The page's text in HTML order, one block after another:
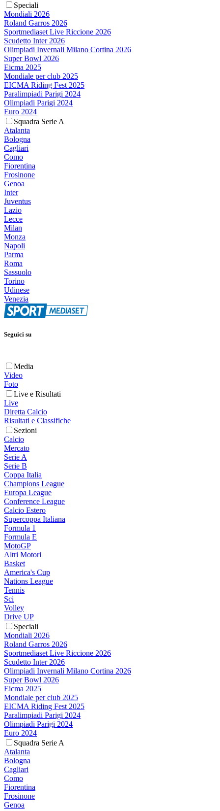
Speciali
Mondiali 2026
Roland Garros 2026
Sportmediaset Live Riccione 2026
Scudetto Inter 2026
Olimpiadi Invernali Milano Cortina 2026
Super Bowl 2026
Eicma 2025
Mondiale per club 2025
EICMA Riding Fest 2025
Paralimpiadi Parigi 2024
Olimpiadi Parigi 2024
Euro 2024
Squadra Serie A
Atalanta
Bologna
Cagliari
Como
Fiorentina
Frosinone
Genoa
Inter
Juventus
Lazio
Lecce
Milan
Monza
Napoli
Parma
Roma
Sassuolo
Torino
Udinese
Venezia
Seguici su
Media
Video
Foto
Live e Risultati
Live
Diretta Calcio
Risultati e Classifiche
Sezioni
Calcio
Mercato
Serie A
Serie B
Coppa Italia
Champions League
Europa League
Conference League
Calcio Estero
Supercoppa Italiana
Formula 1
Formula E
MotoGP
Altri Motori
Basket
America's Cup
Nations League
Tennis
Sci
Volley
Drive UP
Speciali
Mondiali 2026
Roland Garros 2026
Sportmediaset Live Riccione 2026
Scudetto Inter 2026
Olimpiadi Invernali Milano Cortina 2026
Super Bowl 2026
Eicma 2025
Mondiale per club 2025
EICMA Riding Fest 2025
Paralimpiadi Parigi 2024
Olimpiadi Parigi 2024
Euro 2024
Squadra Serie A
Atalanta
Bologna
Cagliari
Como
Fiorentina
Frosinone
Genoa